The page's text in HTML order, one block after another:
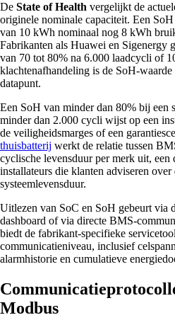
De State of Health vergelijkt de
originele nominale capaciteit. Een
van 10 kWh nominaal nog 8 kWh
Fabrikanten als Huawei en Sigenergy
van 70 tot 80% na 6.000 laadcycli of
klachtenafhandeling is de SoH-waarde
datapunt.
Een SoH van minder dan 80% bij een
minder dan 2.000 cycli wijst op een
de veiligheidsmarges of een
thuisbatterij werkt de relatie tussen
cyclische levensduur per merk uit, een
installateurs die klanten adviseren over
systeemlevensduur.
Uitlezen van SoC en SoH gebeurt via
dashboard of via directe BMS-
biedt de fabrikant-specifieke
communicatieniveau, inclusief
alarmhistorie en cumulatieve
Modbus